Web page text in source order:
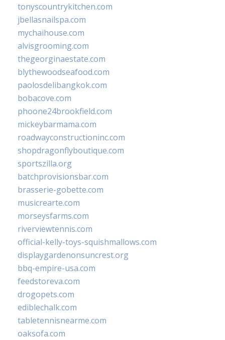
tonyscountrykitchen.com
jbellasnailspa.com
mychaihouse.com
alvisgrooming.com
thegeorginaestate.com
blythewoodseafood.com
paolosdelibangkok.com
bobacove.com
phoone24brookfield.com
mickeybarmama.com
roadwayconstructioninc.com
shopdragonflyboutique.com
sportszilla.org
batchprovisionsbar.com
brasserie-gobette.com
musicrearte.com
morseysfarms.com
riverviewtennis.com
official-kelly-toys-squishmallows.com
displaygardenonsuncrest.org
bbq-empire-usa.com
feedstoreva.com
drogopets.com
ediblechalk.com
tabletennisnearme.com
oaksofa.com